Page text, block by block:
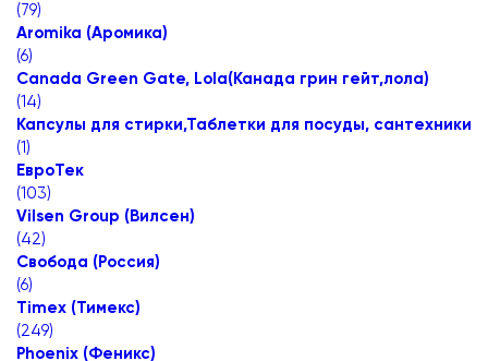
(79)
Aromika (Аромика)
(6)
Canada Green Gate, Lola(Канада грин гейт,лола)
(14)
Капсулы для стирки,Таблетки для посуды, сантехники
(1)
ЕвроТек
(103)
Vilsen Group (Вилсен)
(42)
Свобода (Россия)
(6)
Timex (Тимекс)
(249)
Phoenix (Феникс)